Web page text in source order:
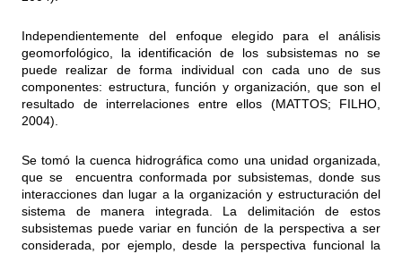
Independientemente del enfoque elegido para el análisis
geomorfológico, la identificación de los subsistemas no se
puede realizar de forma individual con cada uno de sus
componentes: estructura, función y organización, que son el
resultado de interrelaciones entre ellos (MATTOS; FILHO,
2004).
Se tomó la cuenca hidrográfica como una unidad organizada,
que se encuentra conformada por subsistemas, donde sus
interacciones dan lugar a la organización y estructuración del
sistema de manera integrada. La delimitación de estos
subsistemas puede variar en función de la perspectiva a ser
considerada, por ejemplo, desde la perspectiva funcional la